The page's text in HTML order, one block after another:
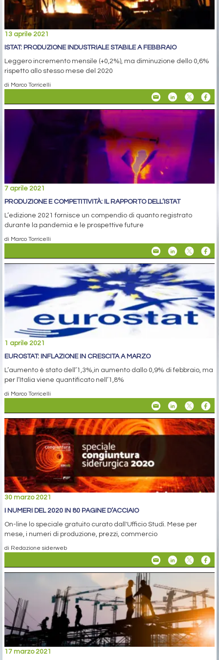
13 aprile 2021
ISTAT: PRODUZIONE INDUSTRIALE STABILE A FEBBRAIO
Leggero incremento mensile (+0,2%), ma diminuzione dello 0,6%
rispetto allo stesso mese del 2020
di Marco Torricelli
7 aprile 2021
PRODUZIONE E COMPETITIVITÀ: IL RAPPORTO DELL’ISTAT
L’edizione 2021 fornisce un compendio di quanto registrato
durante la pandemia e le prospettive future
di Marco Torricelli
1 aprile 2021
EUROSTAT: INFLAZIONE IN CRESCITA A MARZO
L’aumento è stato dell’1,3%,in aumento dallo 0,9% di febbraio, ma
per l’Italia viene quantificato nell’1,8%
di Marco Torricelli
30 marzo 2021
I NUMERI DEL 2020 IN 80 PAGINE D’ACCIAIO
On-line lo speciale gratuito curato dall'Ufficio Studi. Mese per
mese, i numeri di produzione, prezzi, commercio
di Redazione siderweb
17 marzo 2021